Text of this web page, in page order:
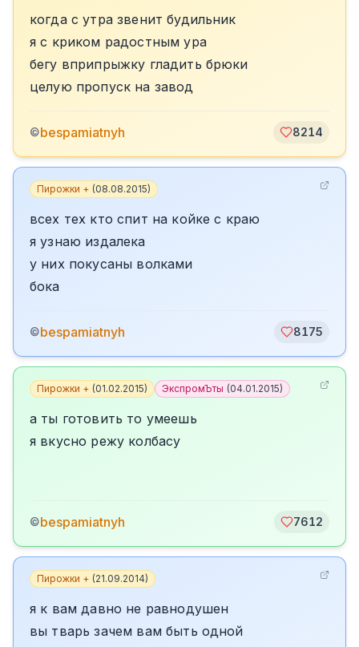
когда с утра звенит будильник
я с криком радостным ура
бегу вприпрыжку гладить брюки
целую пропуск на завод
©bespamiatnyh 8214
Пирожки + (08.08.2015)
всех тех кто спит на койке с краю
я узнаю издалека
у них покусаны волками
бока
©bespamiatnyh 8175
Пирожки + (01.02.2015) ЭкспромЪты (04.01.2015)
а ты готовить то умеешь
я вкусно режу колбасу
©bespamiatnyh 7612
Пирожки + (21.09.2014)
я к вам давно не равнодушен
вы тварь зачем вам быть одной